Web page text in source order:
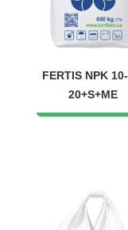
FERTIS NPK
20+S+ME